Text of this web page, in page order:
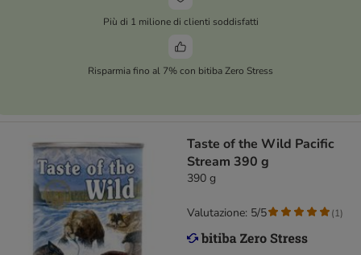
Più di 1 milione di clienti soddisfatti
Risparmia fino al 7% con bitiba Zero Stress
Taste of the Wild Pacific
Stream 390 g
390 g
Valutazione: 5/5 (1)